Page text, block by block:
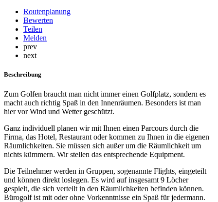
Routenplanung
Bewerten
Teilen
Melden
prev
next
Beschreibung
Zum Golfen braucht man nicht immer einen Golfplatz, sondern es
macht auch richtig Spaß in den Innenräumen. Besonders ist man
hier vor Wind und Wetter geschützt.
Ganz individuell planen wir mit Ihnen einen Parcours durch die
Firma, das Hotel, Restaurant oder kommen zu Ihnen in die eigenen
Räumlichkeiten. Sie müssen sich außer um die Räumlichkeit um
nichts kümmern. Wir stellen das entsprechende Equipment.
Die Teilnehmer werden in Gruppen, sogenannte Flights, eingeteilt
und können direkt loslegen. Es wird auf insgesamt 9 Löcher
gespielt, die sich verteilt in den Räumlichkeiten befinden können.
Bürogolf ist mit oder ohne Vorkenntnisse ein Spaß für jedermann.